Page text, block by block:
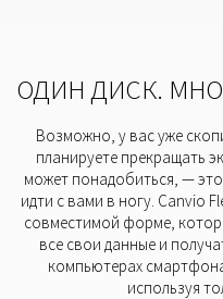
ОДИН ДИСК.
Возможно, у вас уже
планируете прекращать
может понадобиться, —
идти с вами в ногу. Canvio
совместимой форме,
все свои данные и
компьютерах
используя